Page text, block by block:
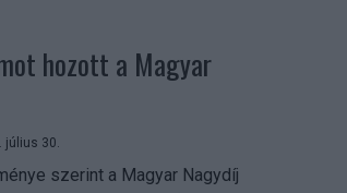
hozott a Magyar
július 30.
szerint a Magyar Nagydíj